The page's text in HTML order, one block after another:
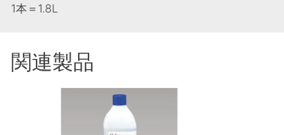
1本＝1.8L
関連製品